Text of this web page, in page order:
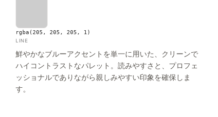
rgba(205, 205, 205, 1)
LINE
鮮やかなブルーアクセントを単一に用いた、クリーンで
ハイコントラストなパレット。読みやすさと、プロフェ
ッショナルでありながら親しみやすい印象を確保しま
す。